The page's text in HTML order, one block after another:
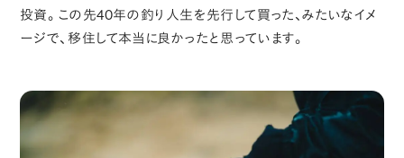
投資。この先40年の釣り人生を先行して買った、みたいなイメ
ージで、移住して本当に良かったと思っています。